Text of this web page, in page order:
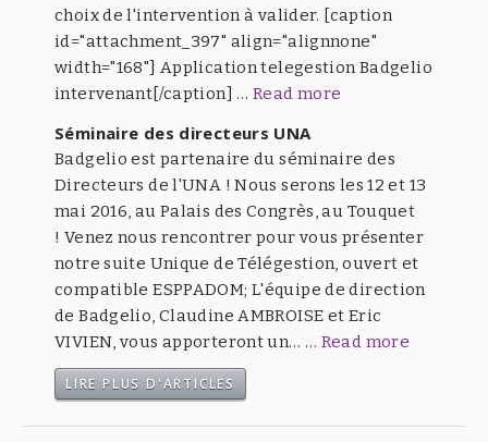
choix de l'intervention à valider. [caption
id="attachment_397" align="alignnone"
width="168"] Application telegestion Badgelio
intervenant[/caption] … Read more
Séminaire des directeurs UNA
Badgelio est partenaire du séminaire des
Directeurs de l'UNA ! Nous serons les 12 et 13
mai 2016, au Palais des Congrès, au Touquet
! Venez nous rencontrer pour vous présenter
notre suite Unique de Télégestion, ouvert et
compatible ESPPADOM; L'équipe de direction
de Badgelio, Claudine AMBROISE et Eric
VIVIEN, vous apporteront un… … Read more
LIRE PLUS D'ARTICLES